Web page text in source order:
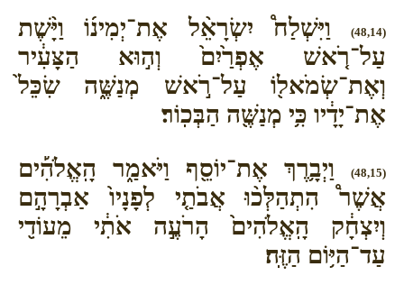
(48,14)
וַיִּשְׁלַח֩ יִשְׂרָאֵ֨ל אֶת־יְמִינ֜וֹ וַיָּ֨שֶׁת
עַל־רֹ֤אשׁ אֶפְרַ֙יִם֙ וְה֣וּא הַצָּעִ֔יר
וְאֶת־שְׂמֹאל֖וֹ עַל־רֹ֣אשׁ מְנַשֶּׁ֑ה שִׂכֵּל֙
אֶת־יָדָ֔יו כִּ֥י מְנַשֶּׁ֖ה הַבְּכֽוֹר׃
(48,15)
וַיְבָ֥רֶךְ אֶת־יוֹסֵ֖ף וַיֹּאמַ֑ר הָֽאֱלֹהִ֡ים
אֲשֶׁר֩ הִתְהַלְּכ֨וּ אֲבֹתַ֤י לְפָנָיו֙ אַבְרָהָ֣ם
וְיִצְחָ֔ק הָֽאֱלֹהִים֙ הָרֹעֶ֣ה אֹתִ֔י מֵעוֹדִ֖י
עַד־הַיּ֥וֹם הַזֶּֽה׃